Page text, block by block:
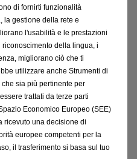
di fornirti funzionalità
la gestione della rete e
l'usabilità e le prestazioni
della lingua, i
migliorano ciò che ti
utilizzare anche Strumenti di
sia più pertinente per
trattati da terze parti
Economico Europeo (SEE)
ricevuto una decisione di
europee competenti per la
il trasferimento si basa sul tuo